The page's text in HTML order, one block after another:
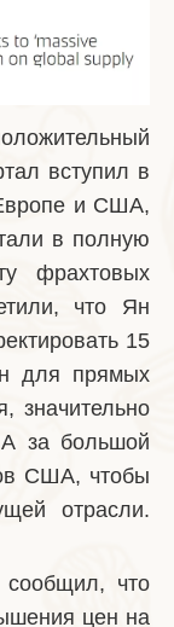
вступил в
и США,
в полную
фрахтовых
что Ян
15
для прямых
значительно
за большой
США, чтобы
отрасли.
что
цен на